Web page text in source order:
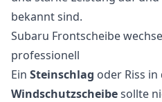
bekannt sind.
Subaru Frontscheibe
professionell
Ein Steinschlag oder Riss in
Windschutzscheibesollte